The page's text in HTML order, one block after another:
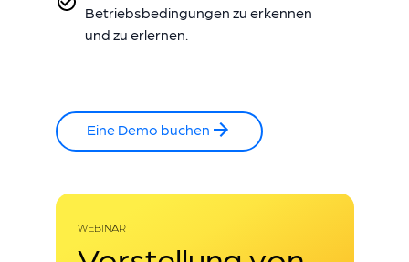
Betriebsbedingungen zu erkennen
und zu erlernen.
Eine Demo buchen
WEBINAR